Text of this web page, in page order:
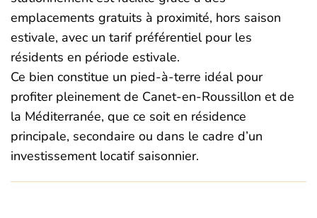
emplacements gratuits à proximité, hors saison
estivale, avec un tarif préférentiel pour les
résidents en période estivale.
Ce bien constitue un pied-à-terre idéal pour
profiter pleinement de Canet-en-Roussillon et de
la Méditerranée, que ce soit en résidence
principale, secondaire ou dans le cadre d’un
investissement locatif saisonnier.